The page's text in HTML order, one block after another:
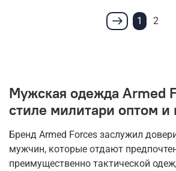
1 2
Мужская одежда Armed
стиле милитари оптом и
Бренд Armed Forces заслужил
мужчин, которые отдают
преимущественно тактической